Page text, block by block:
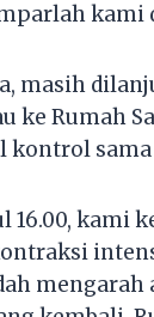
kami
masih
ke Rumah
kontrol
16.00, kami